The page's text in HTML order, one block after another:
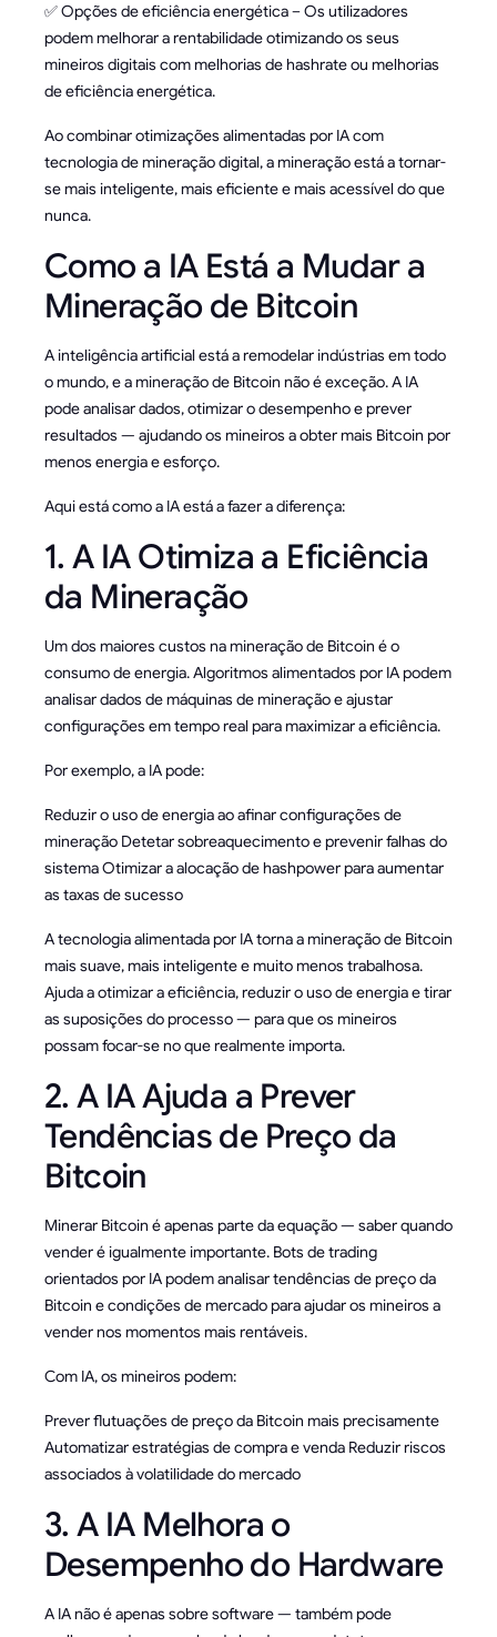
✅ Opções de eficiência energética – Os utilizadores
podem melhorar a rentabilidade otimizando os seus
mineiros digitais com melhorias de hashrate ou melhorias
de eficiência energética.
Ao combinar otimizações alimentadas por IA com
tecnologia de mineração digital, a mineração está a tornar-
se mais inteligente, mais eficiente e mais acessível do que
nunca.
Como a IA Está a Mudar a
Mineração de Bitcoin
A inteligência artificial está a remodelar indústrias em todo
o mundo, e a mineração de Bitcoin não é exceção. A IA
pode analisar dados, otimizar o desempenho e prever
resultados — ajudando os mineiros a obter mais Bitcoin por
menos energia e esforço.
Aqui está como a IA está a fazer a diferença:
1. A IA Otimiza a Eficiência
da Mineração
Um dos maiores custos na mineração de Bitcoin é o
consumo de energia. Algoritmos alimentados por IA podem
analisar dados de máquinas de mineração e ajustar
configurações em tempo real para maximizar a eficiência.
Por exemplo, a IA pode:
Reduzir o uso de energia ao afinar configurações de
mineração Detetar sobreaquecimento e prevenir falhas do
sistema Otimizar a alocação de hashpower para aumentar
as taxas de sucesso
A tecnologia alimentada por IA torna a mineração de Bitcoin
mais suave, mais inteligente e muito menos trabalhosa.
Ajuda a otimizar a eficiência, reduzir o uso de energia e tirar
as suposições do processo — para que os mineiros
possam focar-se no que realmente importa.
2. A IA Ajuda a Prever
Tendências de Preço da
Bitcoin
Minerar Bitcoin é apenas parte da equação — saber quando
vender é igualmente importante. Bots de trading
orientados por IA podem analisar tendências de preço da
Bitcoin e condições de mercado para ajudar os mineiros a
vender nos momentos mais rentáveis.
Com IA, os mineiros podem:
Prever flutuações de preço da Bitcoin mais precisamente
Automatizar estratégias de compra e venda Reduzir riscos
associados à volatilidade do mercado
3. A IA Melhora o
Desempenho do Hardware
A IA não é apenas sobre software — também pode